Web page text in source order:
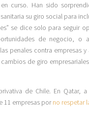
curso. Han sido
su giro social para
se dice solo para seguir
de negocio, o
penales contra empresas
de giro
de Chile. En Qatar,
11 empresas porno respetar